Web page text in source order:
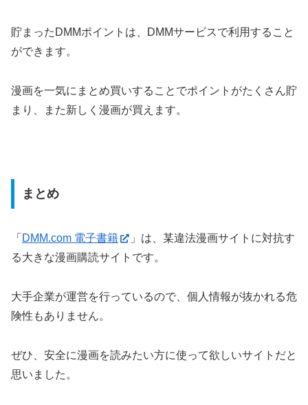
貯まったDMMポイントは、DMMサービスで利用すること
ができます。
漫画を一気にまとめ買いすることでポイントがたくさん貯
まり、また新しく漫画が買えます。
まとめ
「 DMM.com 電子書籍
」は、某違法漫画サイトに対抗す
る大きな漫画購読サイトです。
大手企業が運営を行っているので、個人情報が抜かれる危
険性もありません。
ぜひ、安全に漫画を読みたい方に使って欲しいサイトだと
思いました。